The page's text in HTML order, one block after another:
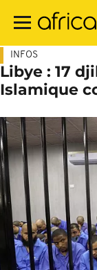
contenu
INFOS
Libye : 17
Islamique